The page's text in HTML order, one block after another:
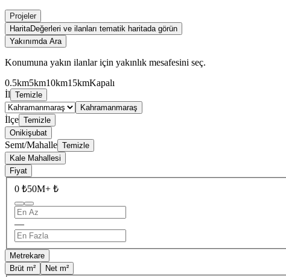
Projeler
HaritaDeğerleri ve ilanları tematik haritada görün
Yakınımda Ara
Konumuna yakın ilanlar için yakınlık mesafesini seç.
0.5km5km10km15kmKapalı
İl Temizle
Kahramanmaraş
İlçe Temizle
Onikişubat
Semt/Mahalle Temizle
Kale Mahallesi
Fiyat
0 ₺50M+ ₺
—
Metrekare
Brüt m²
Net m²